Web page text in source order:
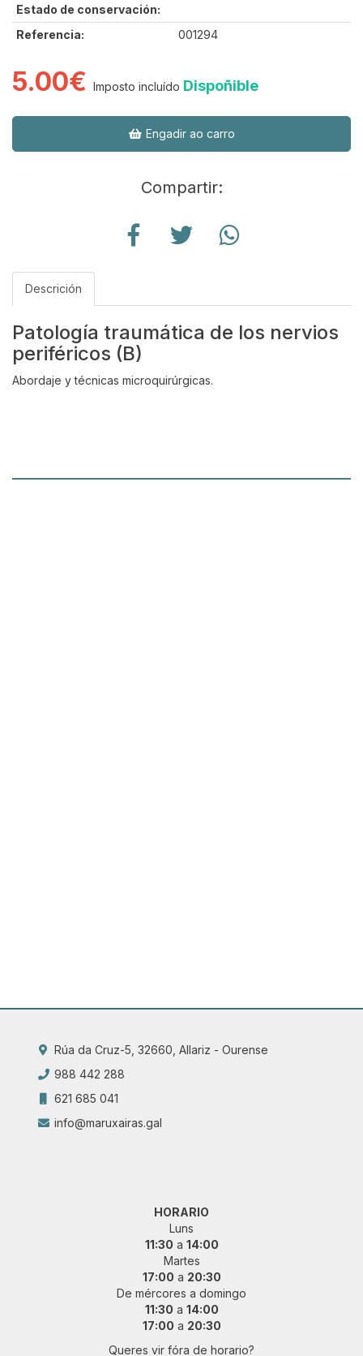
Estado de conservación:
Referencia:
001294
5.00€ Imposto incluído Dispoñible
Engadir ao carro
Compartir:
Descrición
Patología traumática de los nervios
periféricos (B)
Abordaje y técnicas microquirúrgicas.
Rúa da Cruz-5, 32660, Allariz - Ourense
988 442 288
621 685 041
info@maruxairas.gal
HORARIO
Luns
11:30 a 14:00
Martes
17:00 a 20:30
De mércores a domingo
11:30 a 14:00
17:00 a 20:30
Queres vir fóra de horario?